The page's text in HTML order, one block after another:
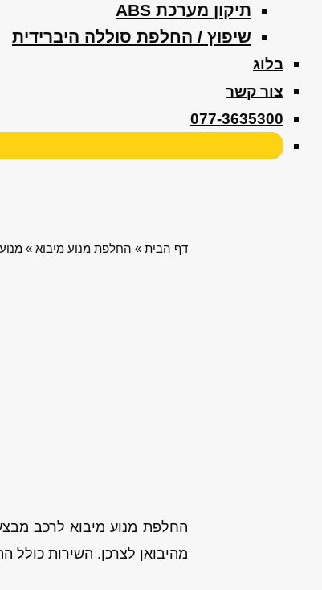
תיקון מערכת ABS
שיפוץ / החלפת סוללה היברידית
בלוג
צור קשר
077-3635300
דף הבית » החלפת מנוע מיבוא »
החלפת מנוע מיבוא לרכב
מהיבואן לצרכן. השירות כולל